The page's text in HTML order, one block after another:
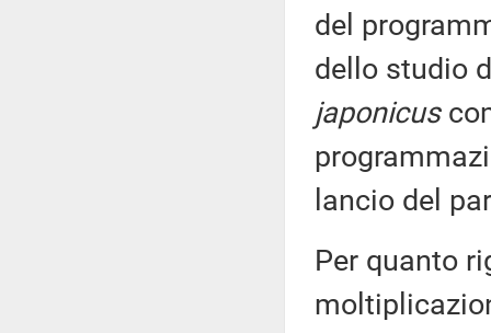
del
dello studio
japonicus
lancio del
Per quanto